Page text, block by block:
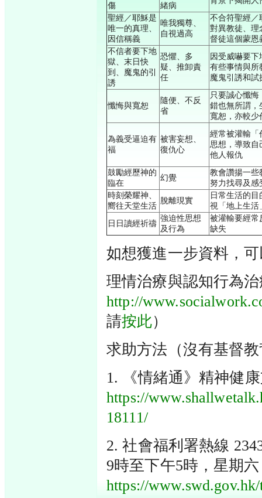
傷
緒病
聖經／耶穌是
唯一的真理、
因信稱義
唯我獨尊、
自視過高
不合符聖經／
對異教徒、理
督徒這個蒙恩
不信者要下地
獄、末日快
到、魔鬼的引
誘
恐懼、多
疑、推卸責
任
因受威嚇要
有些事情與所
魔鬼引誘和試
懺悔與寬恕
隨便、不反
省
只要誠心懺
錯也無所謂，
寬恕，亦較少
為義受逼迫有
福
被害妄想、
復仇心
經常被灌輸「
思想，導致自
他人報仇
鼓勵經歷神的
臨在
幻覺
教會讚揚一些
努力找尋及感
時刻榮耀神、
嚮往天堂生活
脫離現實
日常生活的
視「地上生活
日日讀經祈禱
強迫性思想
及行為
被灌輸要經常
缺失
如想獲進一步資料，
理情治療與認知行為
http://
請按此）
求助方法（沒有基督
1. 《情緒通》精神健
https://
18111/
2. 社會福利署熱線
9時至下午5時，星期
https://